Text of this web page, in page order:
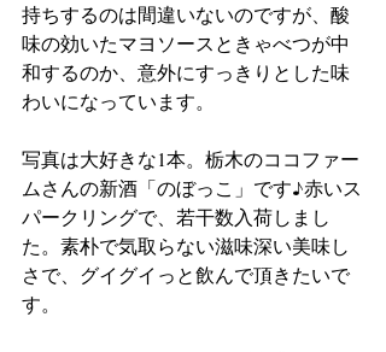
持ちするのは間違いないのですが、酸
味の効いたマヨソースときゃべつが中
和するのか、意外にすっきりとした味
わいになっています。
写真は大好きな1本。栃木のココファー
ムさんの新酒「のぼっこ」です♪赤いス
パークリングで、若干数入荷しまし
た。素朴で気取らない滋味深い美味し
さで、グイグイっと飲んで頂きたいで
す。